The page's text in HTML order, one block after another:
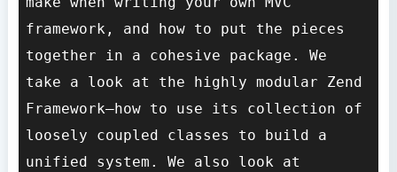
framework, and how to put the pieces
together in a cohesive package. We
take a look at the highly modular Zend
Framework―how to use its collection of
loosely coupled classes to build a
unified system. We also look at